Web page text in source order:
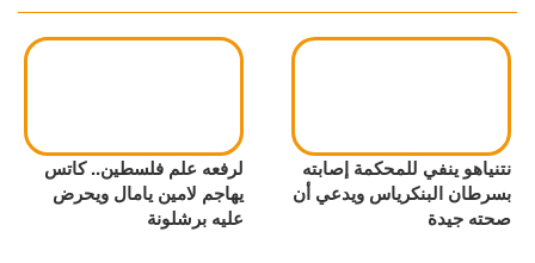
نتنياهو ينفي للمحكمة إصابته
بسرطان البنكرياس ويدعي أن
صحته جيدة
لرفعه علم فلسطين.. كاتس
يهاجم لامين يامال ويحرض
عليه برشلونة